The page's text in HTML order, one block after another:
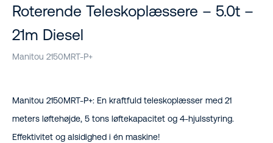
Roterende Teleskoplæssere – 5.0t –
21m Diesel
Manitou 2150MRT-P+
Manitou 2150MRT-P+: En kraftfuld teleskoplæsser med 21
meters løftehøjde, 5 tons løftekapacitet og 4-hjulsstyring.
Effektivitet og alsidighed i én maskine!